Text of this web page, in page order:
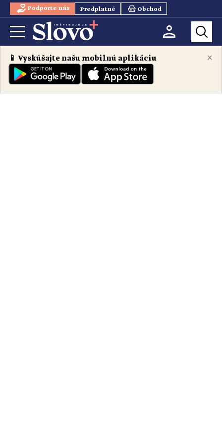
Podporte nás Predplatné Obchod
×
📱 Vyskúšajte našu mobilnú aplikáciu